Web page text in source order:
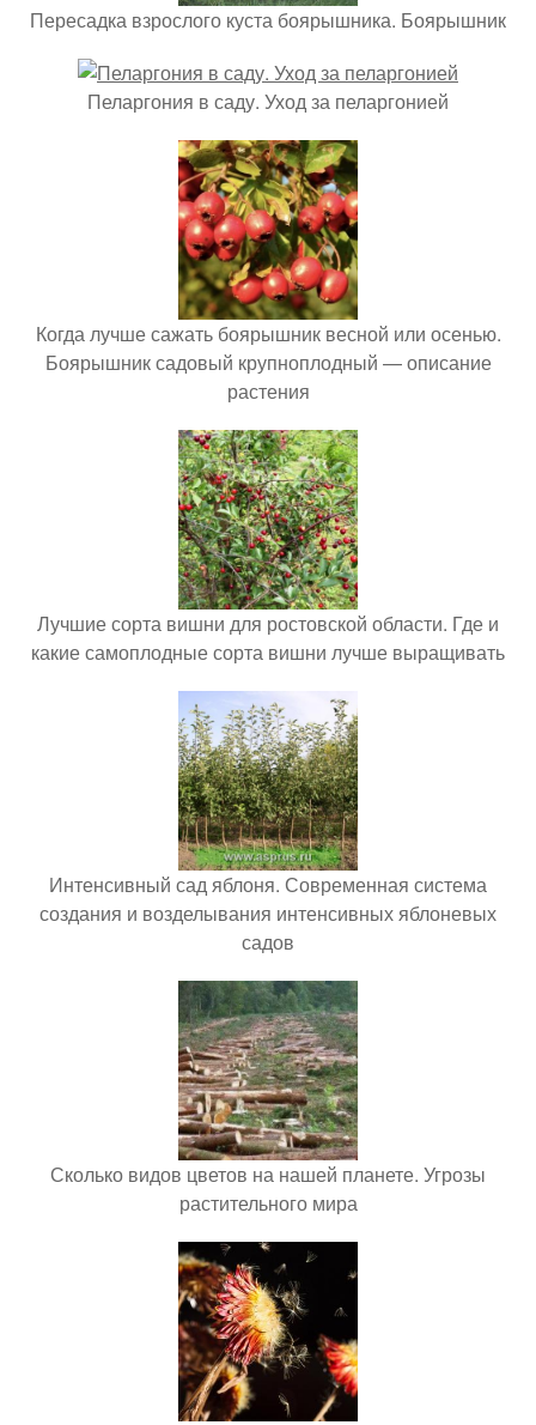
Пересадка взрослого куста боярышника. Боярышник
Пеларгония в саду. Уход за пеларгонией
Когда лучше сажать боярышник весной или осенью.
Боярышник садовый крупноплодный — описание
растения
Лучшие сорта вишни для ростовской области. Где и
какие самоплодные сорта вишни лучше выращивать
Интенсивный сад яблоня. Современная система
создания и возделывания интенсивных яблоневых
садов
Сколько видов цветов на нашей планете. Угрозы
растительного мира